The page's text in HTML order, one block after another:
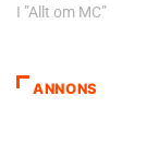
I ”Allt om MC”
ANNONS